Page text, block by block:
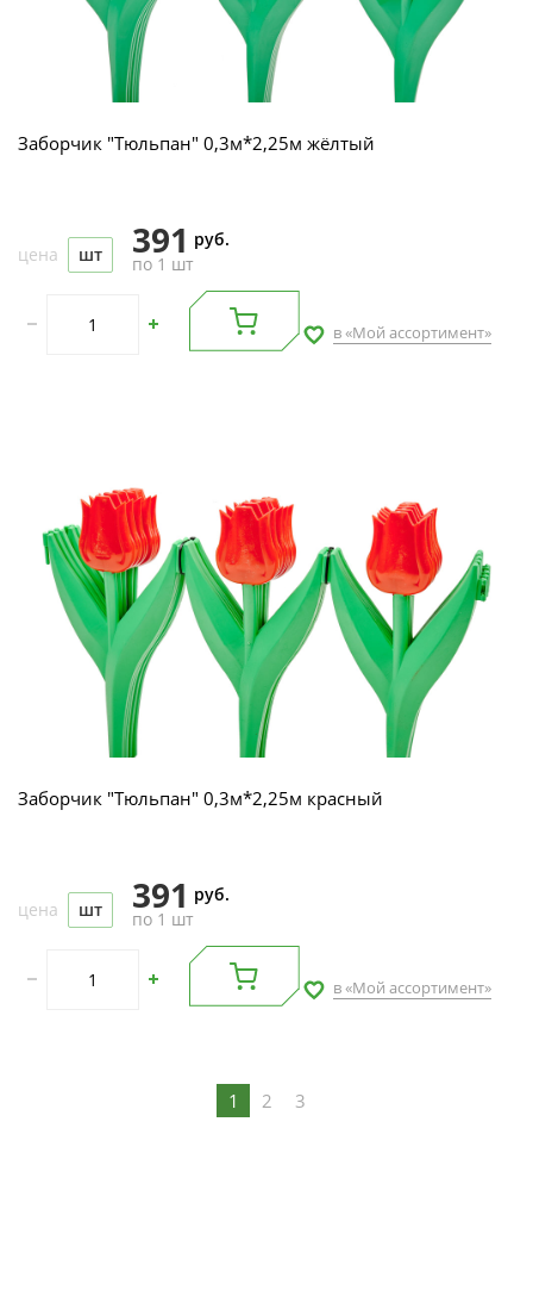
Заборчик "Тюльпан" 0,3м*2,25м жёлтый
цена шт 391 руб.
по 1 шт
в «Мой ассортимент»
Заборчик "Тюльпан" 0,3м*2,25м красный
цена шт 391 руб.
по 1 шт
в «Мой ассортимент»
1 2 3